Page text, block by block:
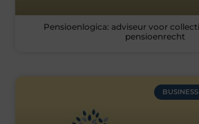
Pensioenlogica: adviseur voor
pensioenrecht